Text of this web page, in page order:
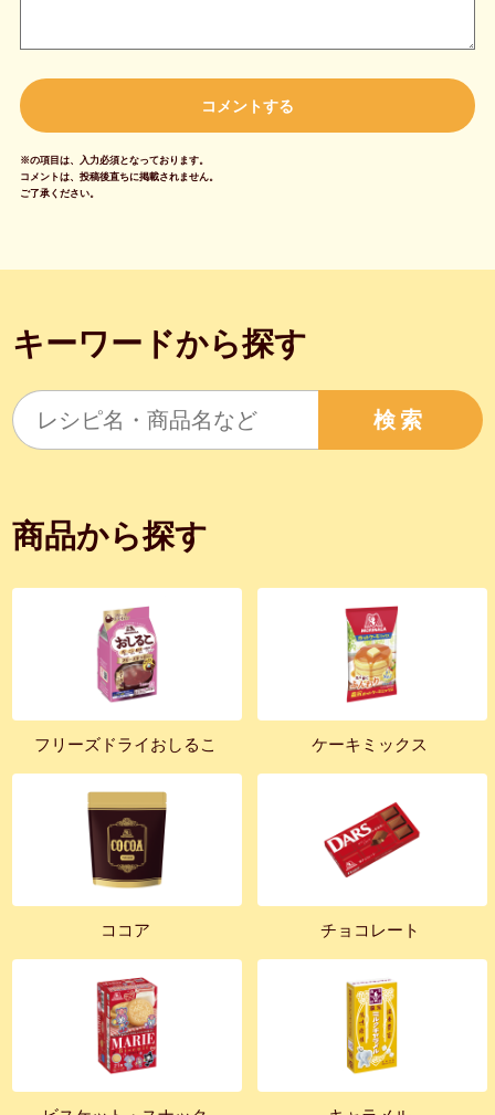
※の項目は、入力必須となっております。
コメントは、投稿後直ちに掲載されません。
ご了承ください。
キーワードから探す
検索
商品から探す
フリーズドライおしるこ ケーキミックス
ココア チョコレート